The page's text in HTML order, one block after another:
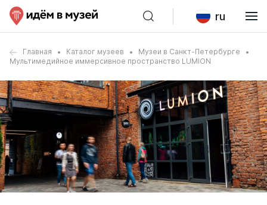
ru
Главная Каталог музеев
Музеи в Санкт-Петербурге
Мультимедийное иммерсивное пространство LUMION